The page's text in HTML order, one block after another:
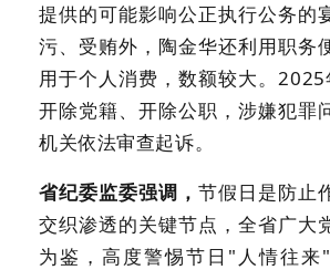
提供的可能影响公正执行公务的
污、受贿外，陶金华还利用职务
用于个人消费，数额较大。
开除党籍、开除公职，涉嫌犯罪
机关依法审查起诉。
省纪委监委强调，节假日是防止
交织渗透的关键节点，全省广大
为鉴，高度警惕节日"人情往来